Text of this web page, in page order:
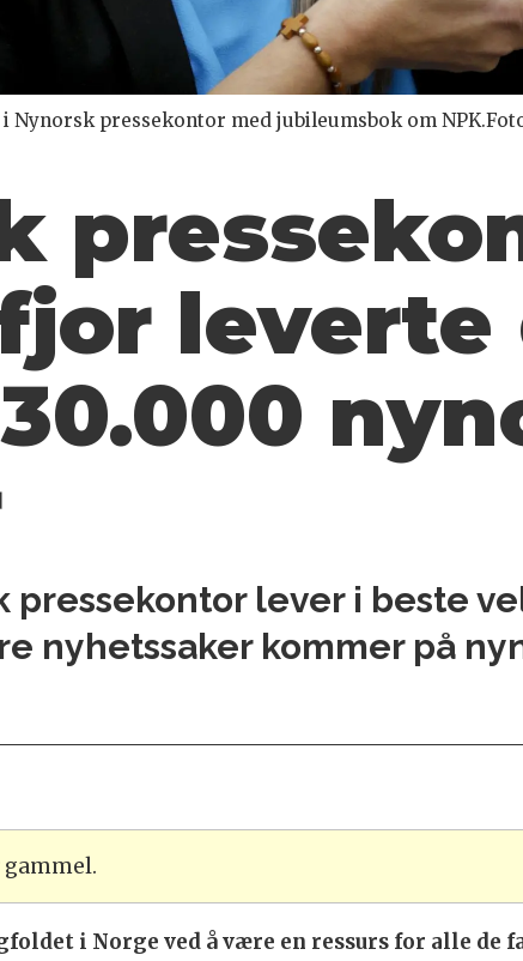
Nynorsk pressekontor med jubileumsbok om
leverte
pressekontor lever i beste
nyhetssaker kommer på
i Norge ved å være en ressurs for alle